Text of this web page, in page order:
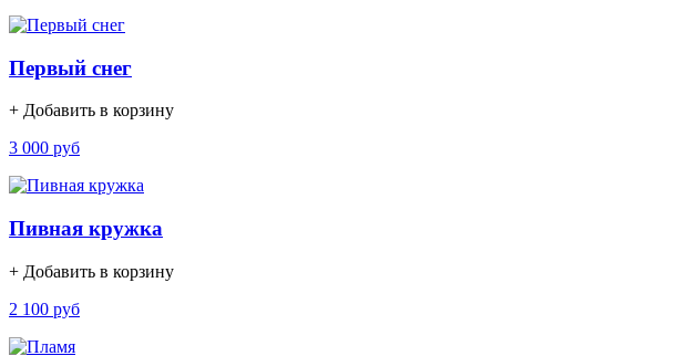
Первый снег
+ Добавить в корзину
3 000 руб
Пивная кружка
+ Добавить в корзину
2 100 руб